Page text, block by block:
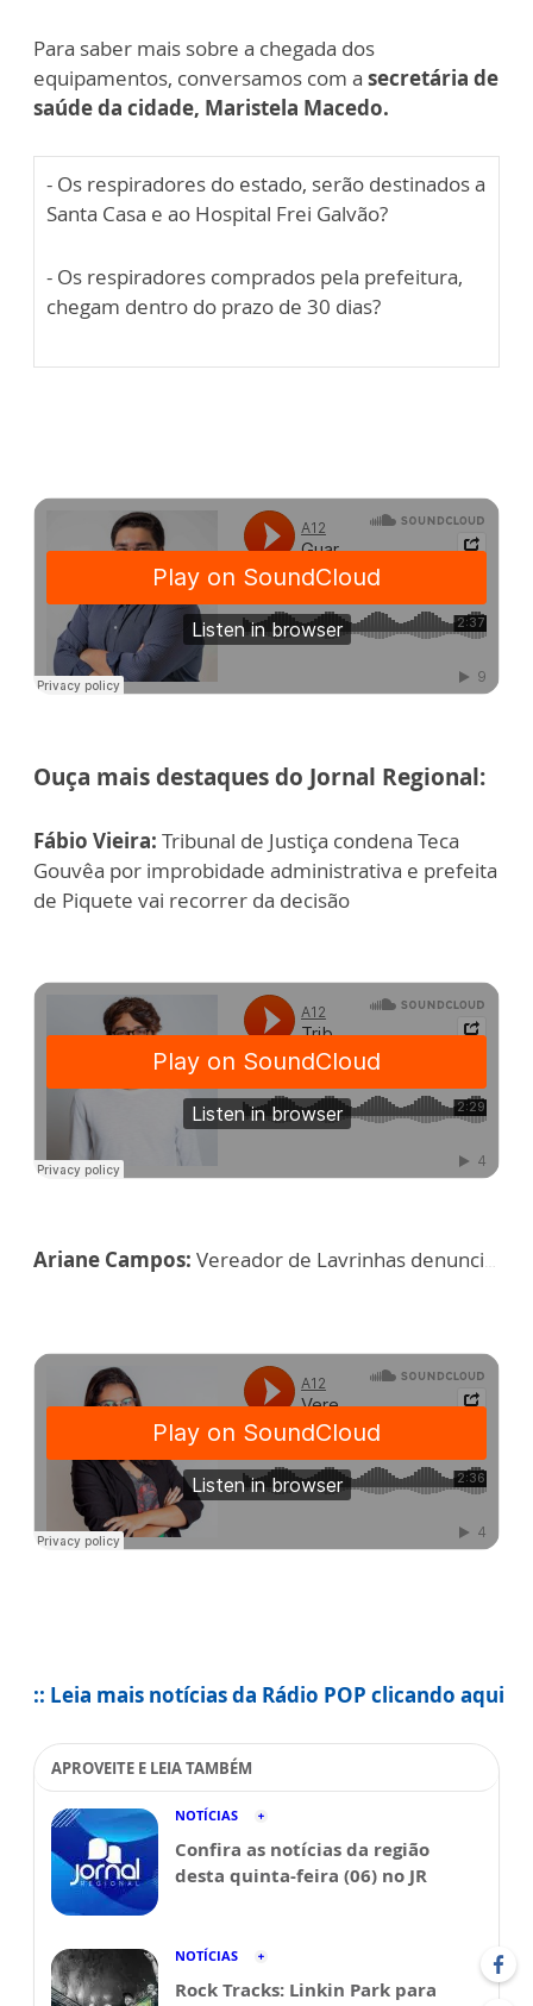
Para saber mais sobre a chegada dos
equipamentos, conversamos com a secretária de
saúde da cidade, Maristela Macedo.
- Os respiradores do estado, serão destinados a
Santa Casa e ao Hospital Frei Galvão?
- Os respiradores comprados pela prefeitura,
chegam dentro do prazo de 30 dias?
Ouça mais destaques do Jornal Regional:
Fábio Vieira: Tribunal de Justiça condena Teca
Gouvêa por improbidade administrativa e prefeita
de Piquete vai recorrer da decisão
Ariane Campos: Vereador de Lavrinhas denuncia má qualidade de Kit Merenda distribuído para alunos da rede municipal
:: Leia mais notícias da Rádio POP clicando aqui
APROVEITE E LEIA TAMBÉM
NOTÍCIAS
Confira as notícias da região
desta quinta-feira (06) no JR
NOTÍCIAS
Rock Tracks: Linkin Park para